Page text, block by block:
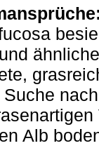
Alb